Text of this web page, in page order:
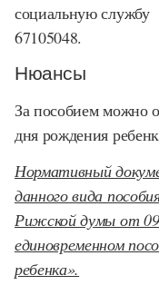
социальную
67105048.
Нюансы
За пособием можно
дня рождения
Нормативный
данного вида
Рижской думы от
единовременном
ребенка».